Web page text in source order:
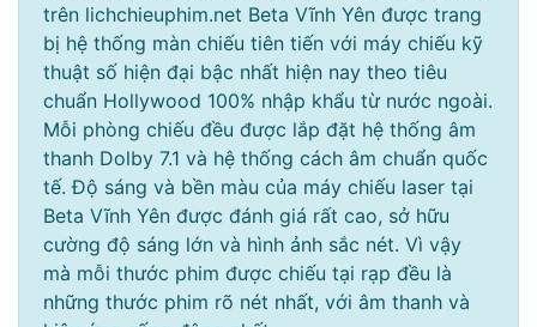
trên lichchieuphim.net Beta Vĩnh Yên được trang
bị hệ thống màn chiếu tiên tiến với máy chiếu kỹ
thuật số hiện đại bậc nhất hiện nay theo tiêu
chuẩn Hollywood 100% nhập khẩu từ nước ngoài.
Mỗi phòng chiếu đều được lắp đặt hệ thống âm
thanh Dolby 7.1 và hệ thống cách âm chuẩn quốc
tế. Độ sáng và bền màu của máy chiếu laser tại
Beta Vĩnh Yên được đánh giá rất cao, sở hữu
cường độ sáng lớn và hình ảnh sắc nét. Vì vậy
mà mỗi thước phim được chiếu tại rạp đều là
những thước phim rõ nét nhất, với âm thanh và